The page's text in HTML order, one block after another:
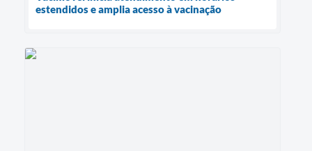
estendidos e amplia acesso à vacinação